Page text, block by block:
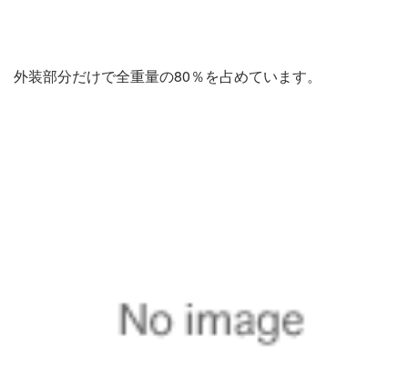
外装部分だけで全重量の80％を占めています。